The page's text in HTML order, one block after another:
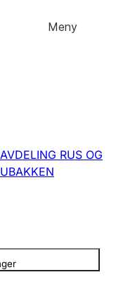
Meny
RUS OG